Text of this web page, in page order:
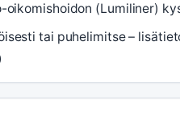
oikomishoidon (Lumiliner)
tai puhelimitse –